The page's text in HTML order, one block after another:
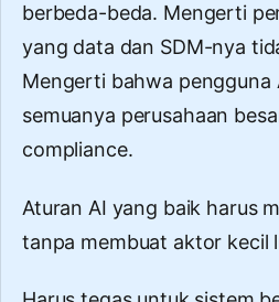
berbeda-beda. Mengerti
yang data dan SDM-nya
Mengerti bahwa pengguna
semuanya perusahaan
compliance.
Aturan AI yang baik harus
tanpa membuat aktor kecil